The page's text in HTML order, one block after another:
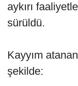
aykırı
sürüldü.
Kayyım
şekilde: